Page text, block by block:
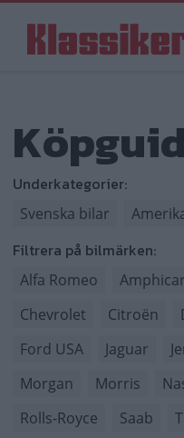
huvudinnehåll
Underkategorier:
Svenska bilar
Filtrera på bilmärken:
Alfa Romeo Amphicar
Chevrolet
Citroën
Ford USA
Jaguar
Morgan
Morris
Rolls-Royce
Saab